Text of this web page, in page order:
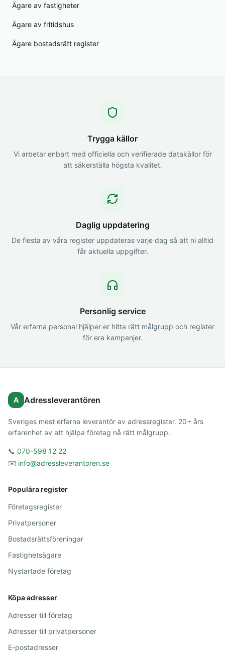
Ägare av fastigheter
Ägare av fritidshus
Ägare bostadsrätt register
Trygga källor
Vi arbetar enbart med officiella och verifierade datakällor för
att säkerställa högsta kvalitet.
Daglig uppdatering
De flesta av våra register uppdateras varje dag så att ni alltid
får aktuella uppgifter.
Personlig service
Vår erfarna personal hjälper er hitta rätt målgrupp och register
för era kampanjer.
A Adressleverantören
Sveriges mest erfarna leverantör av adressregister. 20+ års
erfarenhet av att hjälpa företag nå rätt målgrupp.
📞 070-598 12 22
✉️ info@adressleverantoren.se
Populära register
Företagsregister
Privatpersoner
Bostadsrättsföreningar
Fastighetsägare
Nystartade företag
Köpa adresser
Adresser till företag
Adresser till privatpersoner
E-postadresser